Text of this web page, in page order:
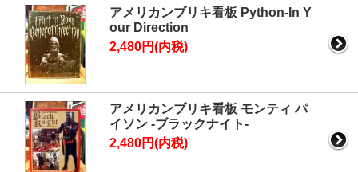
アメリカンブリキ看板 Python-In Y
our Direction
2,480円(内税)
アメリカンブリキ看板 モンティ パ
イソン -ブラックナイト-
2,480円(内税)